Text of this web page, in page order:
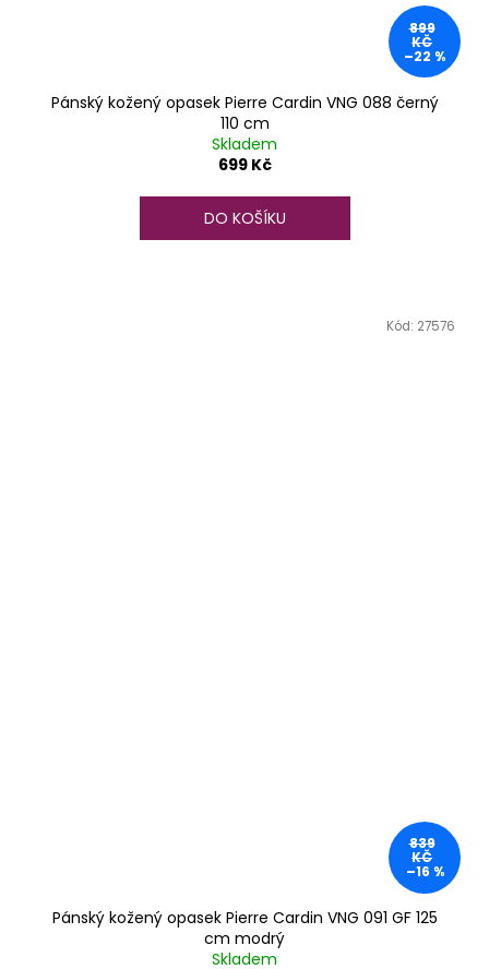
899
KČ
–22 %
Pánský kožený opasek Pierre Cardin VNG 088 černý
110 cm
Skladem
699 Kč
DO KOŠÍKU
839
KČ
–16 %
Pánský kožený opasek Pierre Cardin VNG 091 GF 125
cm modrý
Skladem
Kód: 27576